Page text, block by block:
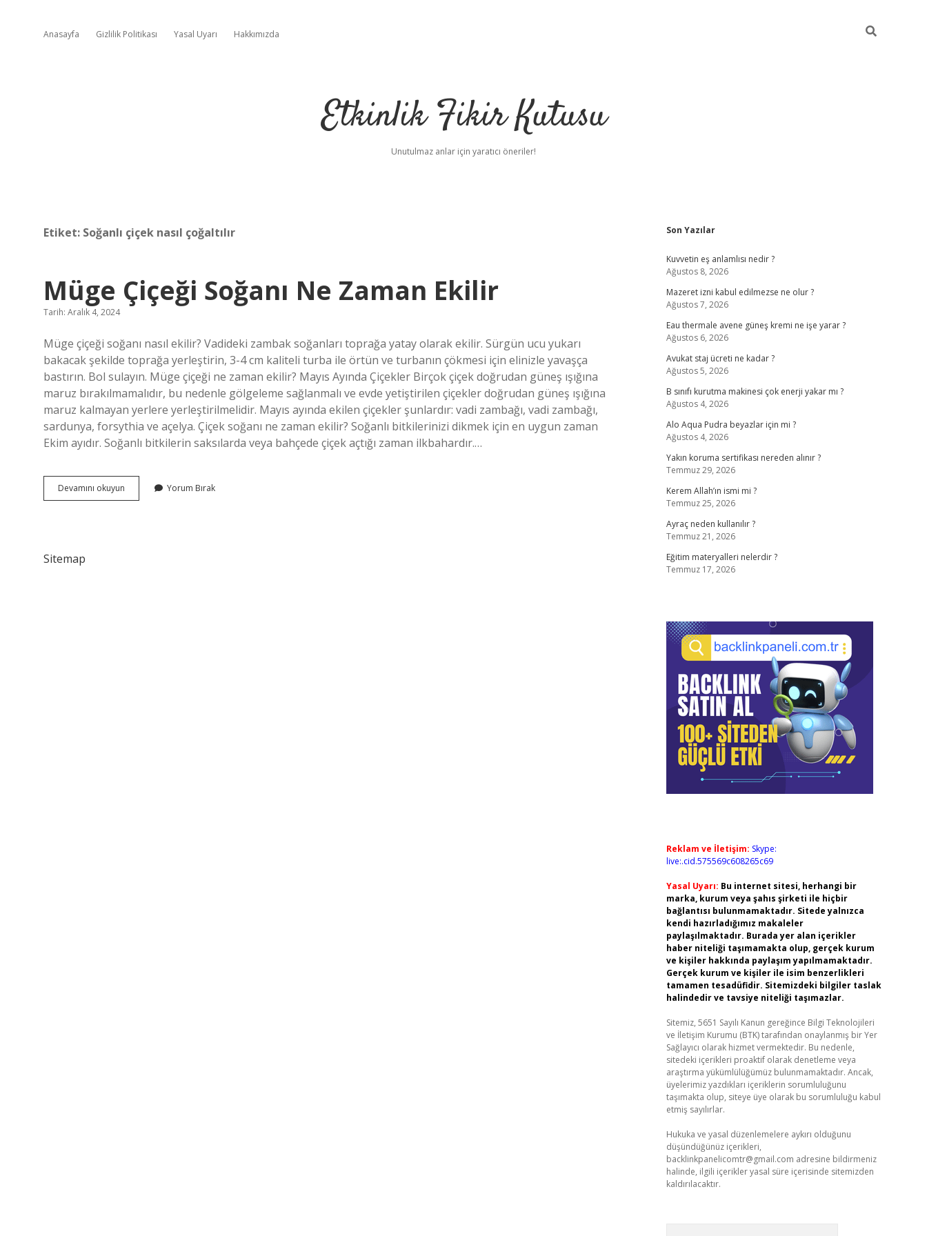
Anasayfa Gizlilik Politikası Yasal Uyarı Hakkımızda
Etkinlik Fikir Kutusu
Unutulmaz anlar için yaratıcı öneriler!
Etiket: Soğanlı çiçek nasıl çoğaltılır
Müge Çiçeği Soğanı Ne Zaman Ekilir
Tarih: Aralık 4, 2024
Müge çiçeği soğanı nasıl ekilir? Vadideki zambak soğanları toprağa yatay olarak ekilir. Sürgün ucu yukarı
bakacak şekilde toprağa yerleştirin, 3-4 cm kaliteli turba ile örtün ve turbanın çökmesi için elinizle yavaşça
bastırın. Bol sulayın. Müge çiçeği ne zaman ekilir? Mayıs Ayında Çiçekler Birçok çiçek doğrudan güneş ışığına
maruz bırakılmamalıdır, bu nedenle gölgeleme sağlanmalı ve evde yetiştirilen çiçekler doğrudan güneş ışığına
maruz kalmayan yerlere yerleştirilmelidir. Mayıs ayında ekilen çiçekler şunlardır: vadi zambağı, vadi zambağı,
sardunya, forsythia ve açelya. Çiçek soğanı ne zaman ekilir? Soğanlı bitkilerinizi dikmek için en uygun zaman
Ekim ayıdır. Soğanlı bitkilerin saksılarda veya bahçede çiçek açtığı zaman ilkbahardır.…
Devamını okuyun
Çiçeği
Yorum Bırak
Sitemap
Sidebar
Son Yazılar
Kuvvetin eş anlamlısı nedir ?
Ağustos 8, 2026
Mazeret izni kabul edilmezse ne olur ?
Ağustos 7, 2026
Eau thermale avene güneş kremi ne işe yarar ?
Ağustos 6, 2026
Avukat staj ücreti ne kadar ?
Ağustos 5, 2026
B sınıfı kurutma makinesi çok enerji yakar mı ?
Ağustos 4, 2026
Alo Aqua Pudra beyazlar için mi ?
Ağustos 4, 2026
Yakın koruma sertifikası nereden alınır ?
Temmuz 29, 2026
Kerem Allah’ın ismi mi ?
Temmuz 25, 2026
Ayraç neden kullanılır ?
Temmuz 21, 2026
Eğitim materyalleri nelerdir ?
Temmuz 17, 2026
Reklam ve İletişim: Skype:
live:.cid.575569c608265c69
Yasal Uyarı: Bu internet sitesi, herhangi bir
marka, kurum veya şahıs şirketi ile hiçbir
bağlantısı bulunmamaktadır. Sitede yalnızca
kendi hazırladığımız makaleler
paylaşılmaktadır. Burada yer alan içerikler
haber niteliği taşımamakta olup, gerçek kurum
ve kişiler hakkında paylaşım yapılmamaktadır.
Gerçek kurum ve kişiler ile isim benzerlikleri
tamamen tesadüfidir. Sitemizdeki bilgiler taslak
halindedir ve tavsiye niteliği taşımazlar.
Sitemiz, 5651 Sayılı Kanun gereğince Bilgi Teknolojileri
ve İletişim Kurumu (BTK) tarafından onaylanmış bir Yer
Sağlayıcı olarak hizmet vermektedir. Bu nedenle,
sitedeki içerikleri proaktif olarak denetleme veya
araştırma yükümlülüğümüz bulunmamaktadır. Ancak,
üyelerimiz yazdıkları içeriklerin sorumluluğunu
taşımakta olup, siteye üye olarak bu sorumluluğu kabul
etmiş sayılırlar.
Hukuka ve yasal düzenlemelere aykırı olduğunu
düşündüğünüz içerikleri,
backlinkpanelicomtr@gmail.com adresine bildirmeniz
halinde, ilgili içerikler yasal süre içerisinde sitemizden
kaldırılacaktır.